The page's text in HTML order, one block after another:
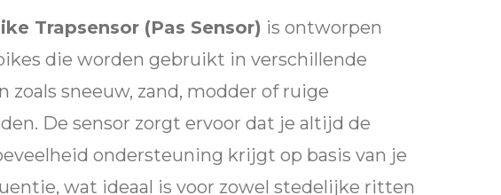
Trapsensor (Pas Sensor) is ontworpen
die worden gebruikt in verschillende
zoals sneeuw, zand, modder of ruige
De sensor zorgt ervoor dat je altijd de
ondersteuning krijgt op basis van je
wat ideaal is voor zowel stedelijke ritten